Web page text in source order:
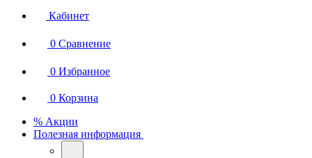
Кабинет
0 Сравнение
0 Избранное
0 Корзина
% Акции
Полезная информация